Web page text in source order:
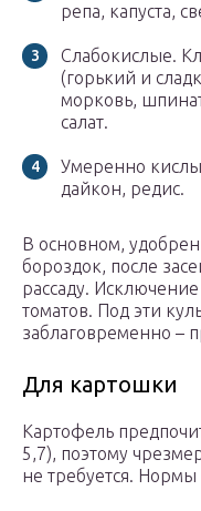
репа, капуста,
Слабокислые.
(горький и
морковь,
салат.
Умеренно
дайкон, редис.
В основном,
бороздок, после
рассаду.
томатов. Под эти
заблаговременно –
Для картошки
Картофель
5,7), поэтому
не требуется. Нормы